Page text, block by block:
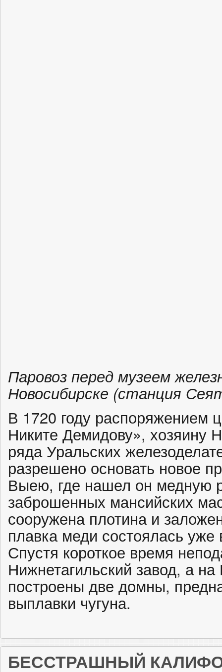
Паровоз перед музеем
Новосибирске (станция
В 1720 году распоряжением
Никите Демидову», хозяину
ряда Уральских
разрешено основать новое
Выею, где нашел он медную
заброшенных мансийских
сооружена плотина и
плавка меди состоялась уже
Спустя короткое время
Нижнетагильский завод, а
построены две домны,
выплавки чугуна.
БЕССТРАШНЫЙ